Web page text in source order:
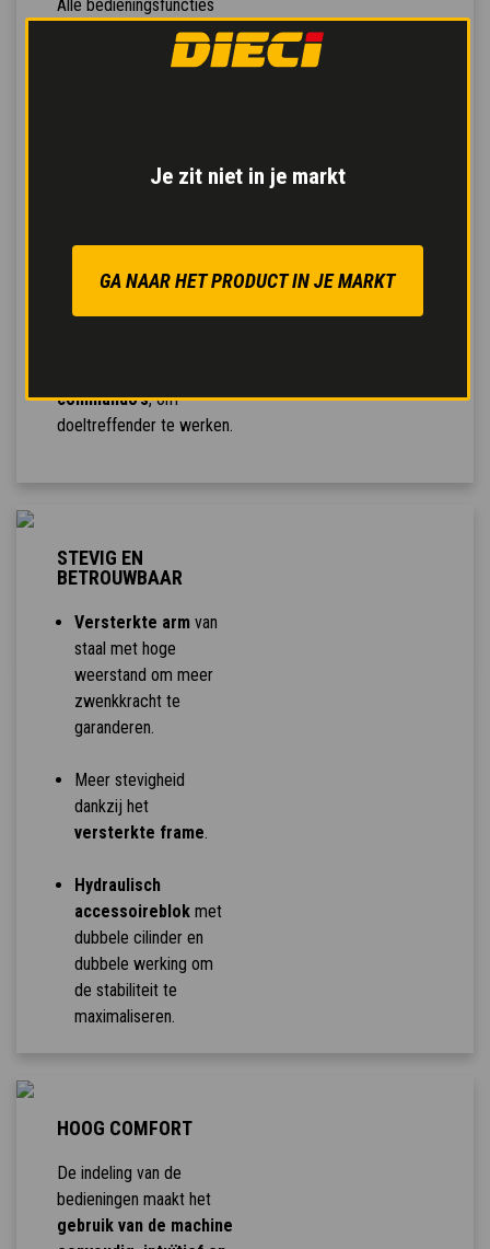
Je zit niet in je markt
GA NAAR HET PRODUCT IN JE MARKT
Alle bedieningsfuncties
van de machine worden
beheerd door een enkele
door middel van een
geavanceerd diagnostisch
De hydraulische
type garanderen
meerdere bewegingen
commando's, om
doeltreffender te werken.
STEVIG EN
BETROUWBAAR
Versterkte armvan
staal met hoge
weerstand om meer
zwenkkracht te
garanderen.
Meer stevigheid
dankzij het
versterkte frame.
Hydraulisch
accessoireblokmet
dubbele cilinder en
dubbele werking om
de stabiliteit te
maximaliseren.
HOOG COMFORT
De indeling van de
bedieningen maakt het
gebruik van de machine